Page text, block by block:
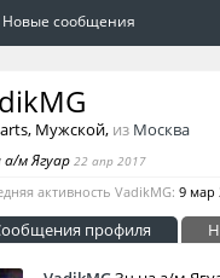
Новые сообщения
, Мужской, из Москва
а/м Ягуар 22 апр 2017
активность VadikMG: 9 мар
профиля